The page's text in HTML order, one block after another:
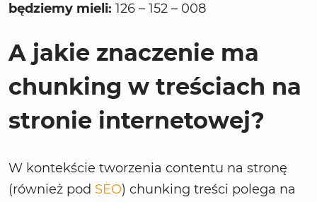
będziemy mieli: 126 – 152 – 008
A jakie znaczenie ma
chunking w treściach na
stronie internetowej?
W kontekście tworzenia contentu na stronę
(również pod SEO) chunking treści polega na